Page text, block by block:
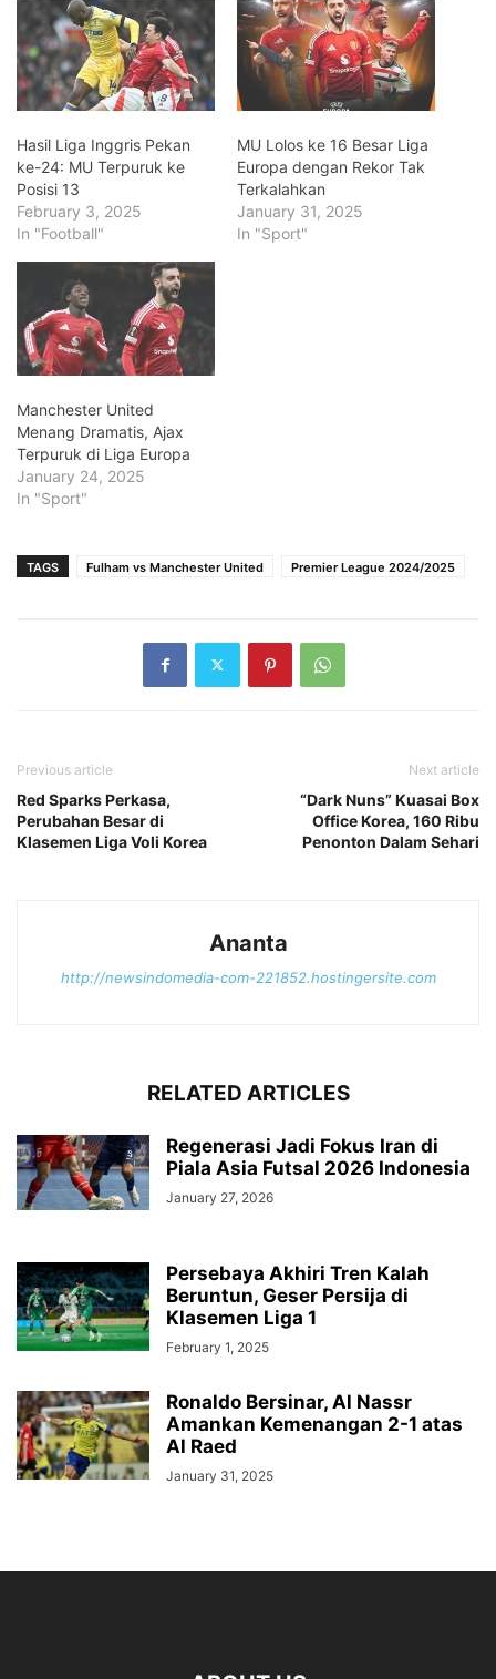
Hasil Liga Inggris Pekan
ke-24: MU Terpuruk ke
Posisi 13
February 3, 2025
In "Football"
MU Lolos ke 16 Besar Liga
Europa dengan Rekor Tak
Terkalahkan
January 31, 2025
In "Sport"
Manchester United
Menang Dramatis, Ajax
Terpuruk di Liga Europa
January 24, 2025
In "Sport"
TAGS Fulham vs Manchester United Premier League 2024/2025
Previous article
Red Sparks Perkasa,
Perubahan Besar di
Klasemen Liga Voli Korea
Next article
“Dark Nuns” Kuasai Box
Office Korea, 160 Ribu
Penonton Dalam Sehari
Ananta
http://newsindomedia-com-221852.hostingersite.com
RELATED ARTICLES
Regenerasi Jadi Fokus Iran di
Piala Asia Futsal 2026 Indonesia
January 27, 2026
Persebaya Akhiri Tren Kalah
Beruntun, Geser Persija di
Klasemen Liga 1
February 1, 2025
Ronaldo Bersinar, Al Nassr
Amankan Kemenangan 2-1 atas
Al Raed
January 31, 2025